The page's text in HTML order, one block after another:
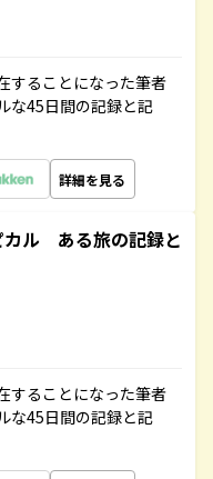
することになった筆者
な45日間の記録と記
詳細を見る
カル ある旅の記録と
することになった筆者
な45日間の記録と記